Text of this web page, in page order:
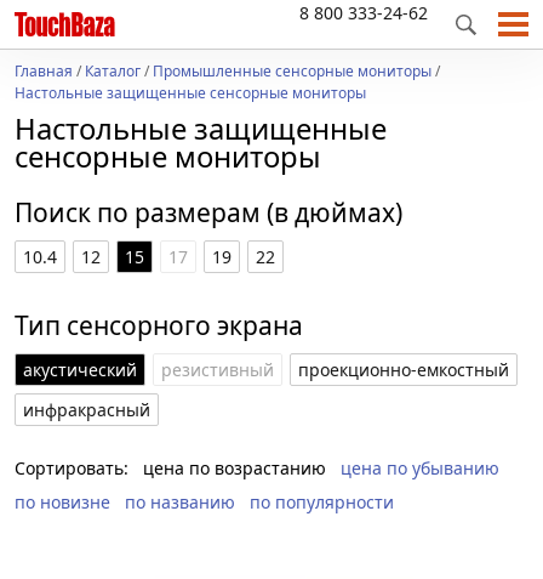
8 800 333-24-62
Главная /Каталог/Промышленные сенсорные мониторы/
Настольные защищенные сенсорные мониторы
Настольные защищенные
сенсорные мониторы
Поиск по размерам (в дюймах)
10.4 12 15 17 19 22
Тип сенсорного экрана
акустический резистивный
проекционно-емкостный
инфракрасный
Сортировать: цена по возрастанию
цена по убыванию
по новизне
по названию по популярности